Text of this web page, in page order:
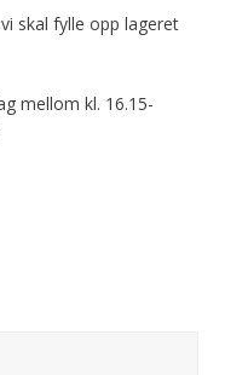
skal fylle opp lageret
mellom kl. 16.15-